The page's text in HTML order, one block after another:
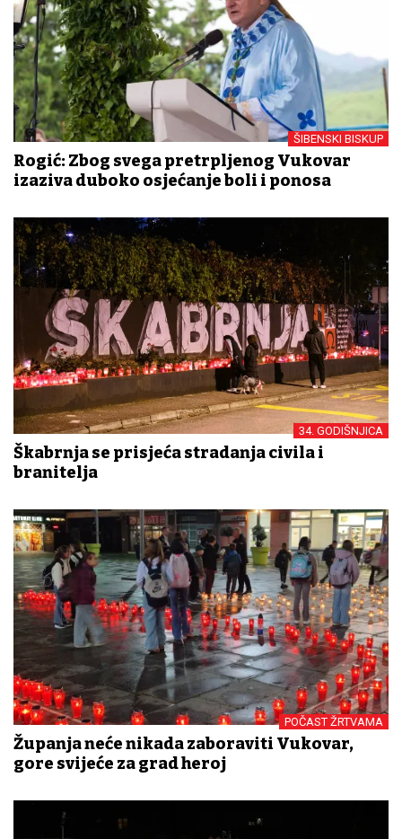
ŠIBENSKI BISKUP
Rogić: Zbog svega pretrpljenog Vukovar
izaziva duboko osjećanje boli i ponosa
34. GODIŠNJICA
Škabrnja se prisjeća stradanja civila i
branitelja
POČAST ŽRTVAMA
Županja neće nikada zaboraviti Vukovar,
gore svijeće za grad heroj